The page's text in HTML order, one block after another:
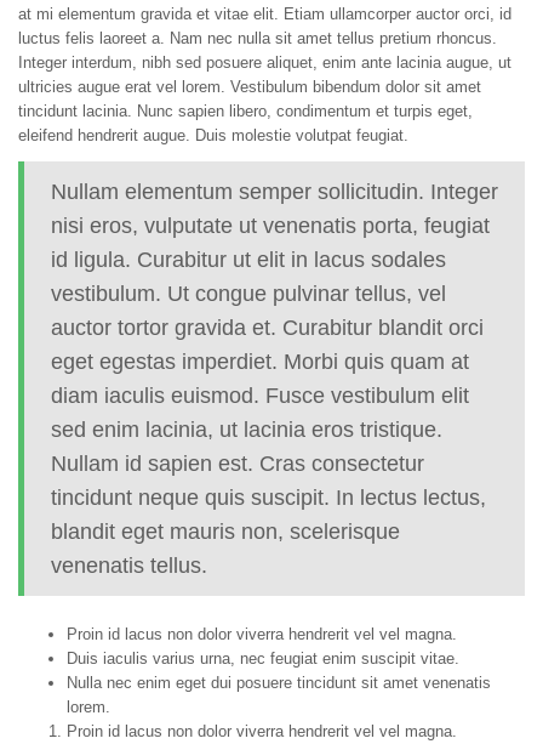
at mi elementum gravida et vitae elit. Etiam ullamcorper auctor orci, id
luctus felis laoreet a. Nam nec nulla sit amet tellus pretium rhoncus.
Integer interdum, nibh sed posuere aliquet, enim ante lacinia augue, ut
ultricies augue erat vel lorem. Vestibulum bibendum dolor sit amet
tincidunt lacinia. Nunc sapien libero, condimentum et turpis eget,
eleifend hendrerit augue. Duis molestie volutpat feugiat.
Nullam elementum semper sollicitudin. Integer
nisi eros, vulputate ut venenatis porta, feugiat
id ligula. Curabitur ut elit in lacus sodales
vestibulum. Ut congue pulvinar tellus, vel
auctor tortor gravida et. Curabitur blandit orci
eget egestas imperdiet. Morbi quis quam at
diam iaculis euismod. Fusce vestibulum elit
sed enim lacinia, ut lacinia eros tristique.
Nullam id sapien est. Cras consectetur
tincidunt neque quis suscipit. In lectus lectus,
blandit eget mauris non, scelerisque
venenatis tellus.
Proin id lacus non dolor viverra hendrerit vel vel magna.
Duis iaculis varius urna, nec feugiat enim suscipit vitae.
Nulla nec enim eget dui posuere tincidunt sit amet venenatis
lorem.
Proin id lacus non dolor viverra hendrerit vel vel magna.